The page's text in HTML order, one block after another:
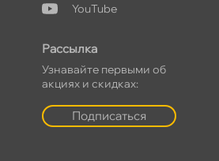
YouTube
Рассылка
Узнавайте первыми о
акциях и скидках:
Подписаться